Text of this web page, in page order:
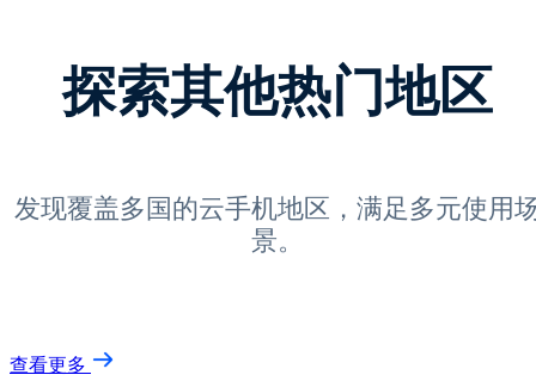
探索其他热门地区
发现覆盖多国的云手机地区，满足多元使用
景。
查看更多